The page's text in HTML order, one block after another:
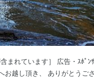
まれています］ 広告・ｽﾎﾟﾝ
越し頂き、 ありがとうご